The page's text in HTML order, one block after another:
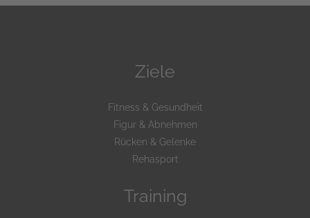
Ziele
Fitness & Gesundheit
Figur & Abnehmen
Rücken & Gelenke
Rehasport
Training